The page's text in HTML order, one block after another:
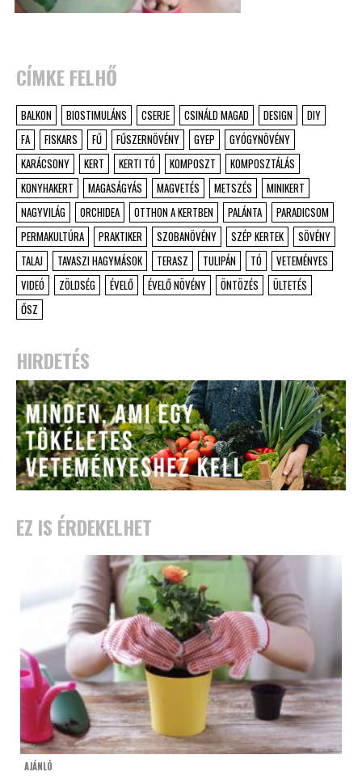
CÍMKE FELHŐ
BALKON BIOSTIMULÁNS CSERJE CSINÁLD MAGAD DESIGN
DIY
FA
FISKARS FŰ FŰSZERNÖVÉNY GYEP
GYÓGYNÖVÉNY
KARÁCSONY
KERT KERTI TÓ KOMPOSZT
KOMPOSZTÁLÁS
KONYHAKERT
MAGASÁGYÁS MAGVETÉS METSZÉS
MINIKERT
NAGYVILÁG
ORCHIDEA OTTHON A KERTBEN PALÁNTA
PARADICSOM
PERMAKULTÚRA
PRAKTIKER SZOBANÖVÉNY SZÉP KERTEK
SÖVÉNY
TALAJ
TAVASZI HAGYMÁSOK TERASZ TULIPÁN TÓ
VETEMÉNYES
VIDEÓ
ZÖLDSÉG ÉVELŐ ÉVELŐ NÖVÉNY ÖNTÖZÉS
ÜLTETÉS
ŐSZ
HIRDETÉS
EZ IS ÉRDEKELHET
AJÁNLÓ